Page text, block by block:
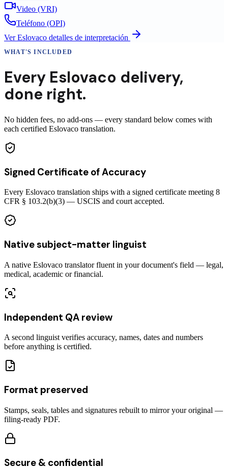
Video (VRI)
Teléfono (OPI)
VerEslovaco detalles de interpretación
WHAT'S INCLUDED
Every Eslovaco delivery,
done right.
No hidden fees, no add-ons — every standard below comes with
each certified Eslovaco translation.
Signed Certificate of Accuracy
Every Eslovaco translation ships with a signed certificate meeting 8
CFR § 103.2(b)(3) — USCIS and court accepted.
Native subject-matter linguist
A native Eslovaco translator fluent in your document's field — legal,
medical, academic or financial.
Independent QA review
A second linguist verifies accuracy, names, dates and numbers
before anything is certified.
Format preserved
Stamps, seals, tables and signatures rebuilt to mirror your original —
filing-ready PDF.
Secure & confidential